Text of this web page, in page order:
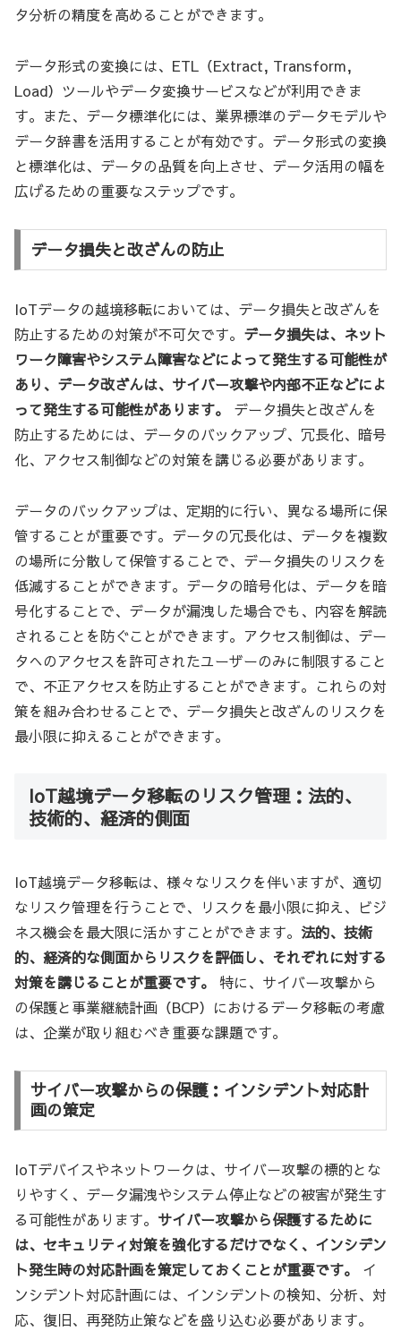
タ分析の精度を高めることができます。
データ形式の変換には、ETL（Extract, Transform,
Load）ツールやデータ変換サービスなどが利用できま
す。また、データ標準化には、業界標準のデータモデルや
データ辞書を活用することが有効です。データ形式の変換
と標準化は、データの品質を向上させ、データ活用の幅を
広げるための重要なステップです。
データ損失と改ざんの防止
IoTデータの越境移転においては、データ損失と改ざんを
防止するための対策が不可欠です。 データ損失は、ネット
ワーク障害やシステム障害などによって発生する可能性が
あり、データ改ざんは、サイバー攻撃や内部不正などによ
って発生する可能性があります。
データ損失と改ざんを
防止するためには、データのバックアップ、冗長化、暗号
化、アクセス制御などの対策を講じる必要があります。
データのバックアップは、定期的に行い、異なる場所に保
管することが重要です。データの冗長化は、データを複数
の場所に分散して保管することで、データ損失のリスクを
低減することができます。データの暗号化は、データを暗
号化することで、データが漏洩した場合でも、内容を解読
されることを防ぐことができます。アクセス制御は、デー
タへのアクセスを許可されたユーザーのみに制限すること
で、不正アクセスを防止することができます。これらの対
策を組み合わせることで、データ損失と改ざんのリスクを
最小限に抑えることができます。
IoT越境データ移転のリスク管理：法的、
技術的、経済的側面
IoT越境データ移転は、様々なリスクを伴いますが、適切
なリスク管理を行うことで、リスクを最小限に抑え、ビジ
ネス機会を最大限に活かすことができます。 法的、技術
的、経済的な側面からリスクを評価し、それぞれに対する
対策を講じることが重要です。
特に、サイバー攻撃から
の保護と事業継続計画（BCP）におけるデータ移転の考慮
は、企業が取り組むべき重要な課題です。
サイバー攻撃からの保護：インシデント対応計
画の策定
IoTデバイスやネットワークは、サイバー攻撃の標的とな
りやすく、データ漏洩やシステム停止などの被害が発生す
る可能性があります。 サイバー攻撃から保護するために
は、セキュリティ対策を強化するだけでなく、インシデン
ト発生時の対応計画を策定しておくことが重要です。
イ
ンシデント対応計画には、インシデントの検知、分析、対
応、復旧、再発防止策などを盛り込む必要があります。